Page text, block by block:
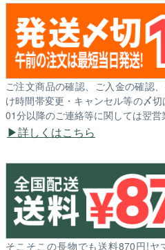
ご注文商品の確認、ご入金の確認
け時間帯変更・キャンセル等の〆
01分以降のご連絡等に関しては翌営
詳しくはこちら
そこそこの長物でも送料870円!ヤ